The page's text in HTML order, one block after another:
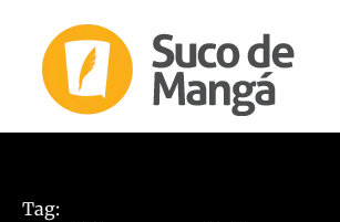
Tag: